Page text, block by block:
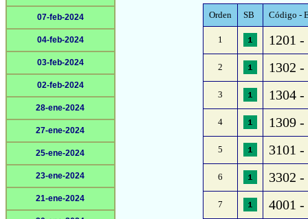
07-feb-2024
04-feb-2024
03-feb-2024
02-feb-2024
28-ene-2024
27-ene-2024
25-ene-2024
23-ene-2024
21-ene-2024
Orden SB Código -
1 1201
2 1302
3 1304
4 1309
5 3101
6 3302
7 4001 -